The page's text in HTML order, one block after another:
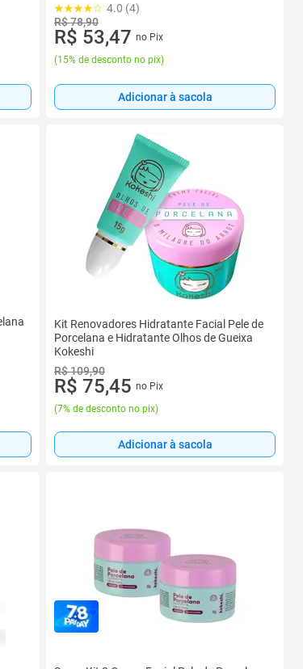
4.0 (4)
R$ 78,90
R$ 53,47 no Pix
(15% de desconto no pix)
Adicionar à sacola
Kit Renovadores Hidratante Facial Pele de
Porcelana e Hidratante Olhos de Gueixa
Kokeshi
R$ 109,90
R$ 75,45 no Pix
(7% de desconto no pix)
Adicionar à sacola